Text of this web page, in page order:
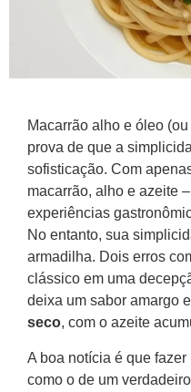
Macarrão alho e óleo (ou
prova de que a
sofisticação. Com
macarrão, alho e azeite
experiências
No entanto, sua
armadilha. Dois erros
clássico em uma
deixa um sabor amargo
seco, com o azeite
A boa notícia é que fazer
como o de um